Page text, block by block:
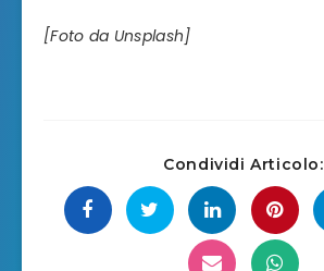
[Foto da Unsplash]
Condividi Articolo: